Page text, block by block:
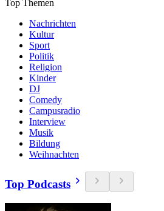
Top Themen
Nachrichten
Kultur
Sport
Politik
Religion
Kinder
DJ
Comedy
Campusradio
Interview
Musik
Bildung
Weihnachten
Top Podcasts